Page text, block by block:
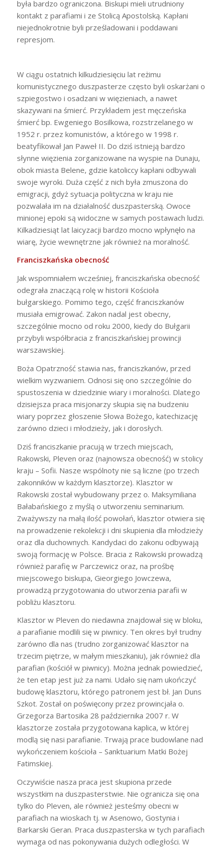
była bardzo ograniczona. Biskupi mieli utrudniony
kontakt z parafiami i ze Stolicą Apostolską. Kapłani
niejednokrotnie byli prześladowani i poddawani
represjom.
W ciągu ostatnich kilkudziesięciu lat reżimu
komunistycznego duszpasterze często byli oskarżani o
szpiegostwo i osadzani w więzieniach, a nawet
skazywani na śmierć. Przykładem jest męczeńska
śmierć bp. Ewgeniego Bosilkowa, rozstrzelanego w
1952 r. przez komunistów, a którego w 1998 r.
beatyfikował Jan Paweł II. Do dziś istnieją bardzo
słynne więzienia zorganizowane na wyspie na Dunaju,
obok miasta Belene, gdzie katoliccy kapłani odbywali
swoje wyroki. Duża część z nich była zmuszona do
emigracji, gdyż sytuacja polityczna w kraju nie
pozwalała im na działalność duszpasterską. Owoce
minionej epoki są widoczne w samych postawach ludzi.
Kilkadziesiąt lat laicyzacji bardzo mocno wpłynęło na
wiarę, życie wewnętrzne jak również na moralność.
Franciszkańska obecność
Jak wspomniałem wcześniej, franciszkańska obecność
odegrała znaczącą rolę w historii Kościoła
bułgarskiego. Pomimo tego, część franciszkanów
musiała emigrować. Zakon nadal jest obecny,
szczególnie mocno od roku 2000, kiedy do Bułgarii
przybyli współbracia z franciszkańskiej prowincji
warszawskiej.
Boża Opatrzność stawia nas, franciszkanów, przed
wielkim wyzwaniem. Odnosi się ono szczególnie do
spustoszenia w dziedzinie wiary i moralności. Dlatego
dzisiejsza praca misjonarzy skupia się na budzeniu
wiary poprzez głoszenie Słowa Bożego, katechizację
zarówno dzieci i młodzieży, jak i dorosłych.
Dziś franciszkanie pracują w trzech miejscach,
Rakowski, Pleven oraz (najnowsza obecność) w stolicy
kraju – Sofii. Nasze wspólnoty nie są liczne (po trzech
zakonników w każdym klasztorze). Klasztor w
Rakowski został wybudowany przez o. Maksymiliana
Bałabańskiego z myślą o utworzeniu seminarium.
Zważywszy na małą ilość powołań, klasztor otwiera się
na prowadzenie rekolekcji i dni skupienia dla młodzieży
oraz dla duchownych. Kandydaci do zakonu odbywają
swoją formację w Polsce. Bracia z Rakowski prowadzą
również parafię w Parczewicz oraz, na prośbę
miejscowego biskupa, Gieorgiego Jowczewa,
prowadzą przygotowania do utworzenia parafii w
pobliżu klasztoru.
Klasztor w Pleven do niedawna znajdował się w bloku,
a parafianie modlili się w piwnicy. Ten okres był trudny
zarówno dla nas (trudno zorganizować klasztor na
trzecim piętrze, w małym mieszkaniu), jak również dla
parafian (kościół w piwnicy). Można jednak powiedzieć,
że ten etap jest już za nami. Udało się nam ukończyć
budowę klasztoru, którego patronem jest bł. Jan Duns
Szkot. Został on poświęcony przez prowincjała o.
Grzegorza Bartosika 28 października 2007 r. W
klasztorze została przygotowana kaplica, w której
modlą się nasi parafianie. Trwają prace budowlane nad
wykończeniem kościoła – Sanktuarium Matki Bożej
Fatimskiej.
Oczywiście nasza praca jest skupiona przede
wszystkim na duszpasterstwie. Nie ogranicza się ona
tylko do Pleven, ale również jesteśmy obecni w
parafiach na wioskach tj. w Asenowo, Gostynia i
Barkarski Geran. Praca duszpasterska w tych parafiach
wymaga od nas pokonywania dużych odległości. W